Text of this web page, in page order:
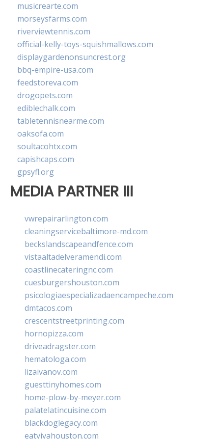
musicrearte.com
morseysfarms.com
riverviewtennis.com
official-kelly-toys-squishmallows.com
displaygardenonsuncrest.org
bbq-empire-usa.com
feedstoreva.com
drogopets.com
ediblechalk.com
tabletennisnearme.com
oaksofa.com
soultacohtx.com
capishcaps.com
gpsyfl.org
MEDIA PARTNER III
vwrepairarlington.com
cleaningservicebaltimore-md.com
beckslandscapeandfence.com
vistaaltadelveramendi.com
coastlinecateringnc.com
cuesburgershouston.com
psicologiaespecializadaencampeche.com
dmtacos.com
crescentstreetprinting.com
hornopizza.com
driveadragster.com
hematologa.com
lizaivanov.com
guesttinyhomes.com
home-plow-by-meyer.com
palatelatincuisine.com
blackdoglegacy.com
eatvivahouston.com